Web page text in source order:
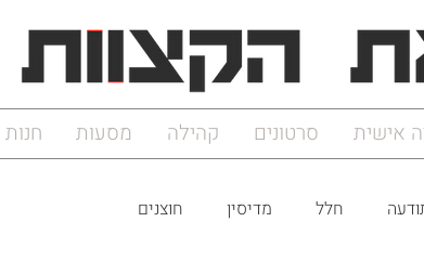
אישית סרטונים קהילה מסעות חנות
חלל מדיסין חוצנים